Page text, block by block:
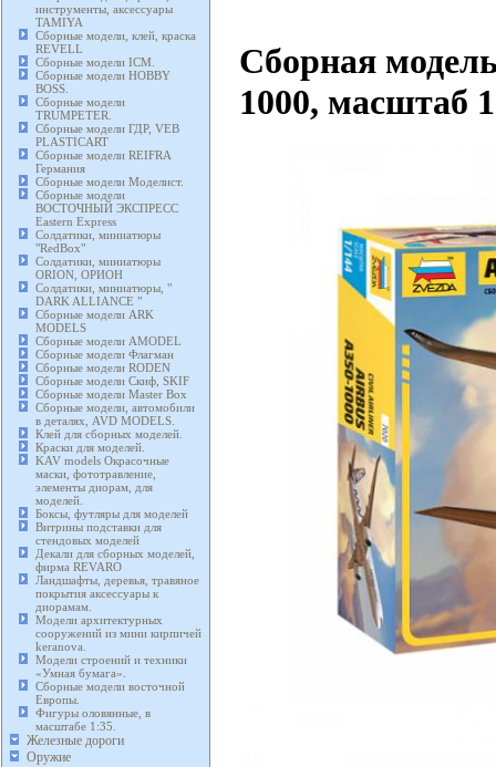
инструменты, аксессуары
TAMIYA
Сборные модели, клей, краска
REVELL
Сборные модели ICM.
Сборные модели HOBBY
BOSS.
Сборные модели
TRUMPETER.
Сборные модели ГДР, VEB
PLASTICART
Сборные модели REIFRA
Германия
Сборные модели Моделист.
Сборные модели
ВОСТОЧНЫЙ ЭКСПРЕСС
Eastern Express
Солдатики, миниатюры
"RedBox"
Солдатики, миниатюры
ORION, ОРИОН
Солдатики, миниатюры, "
DARK ALLIANCE "
Сборные модели ARK
MODELS
Сборные модели AMODEL
Сборные модели Флагман
Сборные модели RODEN
Сборные модели Скиф, SKIF
Сборные модели Master Box
Сборные модели, автомобили
в деталях, AVD MODELS.
Клей для сборных моделей.
Краски для моделей.
KAV models Окрасочные
маски, фототравление,
элементы диорам, для
моделей.
Боксы, футляры для моделей
Витрины подставки для
стендовых моделей
Декали для сборных моделей,
фирма REVARO
Ландшафты, деревья, травяное
покрытия аксессуары к
диорамам.
Модели архитектурных
сооружений из мини кирпичей
keranova.
Модели строений и техники
«Умная бумага».
Сборные модели восточной
Европы.
Фигуры оловянные, в
масштабе 1:35.
Железные дороги
Оружие
Сборная
1000, масштаб